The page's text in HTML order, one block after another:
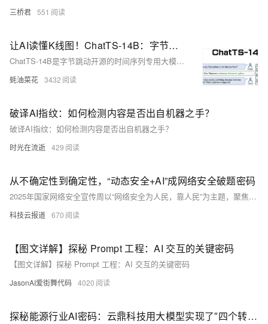
三桥君 551
让AI读懂K线图！ChatTS-14B：字节开源的时间序列理解和推理大模型，自然语言提问秒解趋势密码！
ChatTS-14B是字节跳动开源的时间序列专用大模型，基于Qwen2.5-14B微调优化，通过合成数据对齐技术显著提升分析能力，支持自然语言交互完成预测推理等复杂任务。
蚝油菜花 3432
破译AI指纹：如何检测内容是否出自机器之手？
破译AI指纹：如何检测内容是否出自机器之手？
时光在流逝 429
从不确定性到确定性，“动态安全+AI”成网络安全破题密码
2025年国家网络安全宣传周以“网络安全为人民，靠人民”为主题，聚焦AI安全、个人信息保护等热点。随着AI技术滥用加剧，智能化攻击频发，瑞数信息推出“动态安全+AI”防护体系，构建“三层防护+两大闭环”，实现风险前置识别与全链路防控，助力企业应对新型网络威胁，筑牢数字时代安全防线。（238字）
科技云报道 670
【图文详解】探秘 Prompt 工程：AI 交互的关键密码
【图文详解】探秘 Prompt 工程：AI 交互的关键密码
JasonAI爱街舞代码 4020
探秘能源行业AI密码：云鼎科技用大模型实现了″四个转变″